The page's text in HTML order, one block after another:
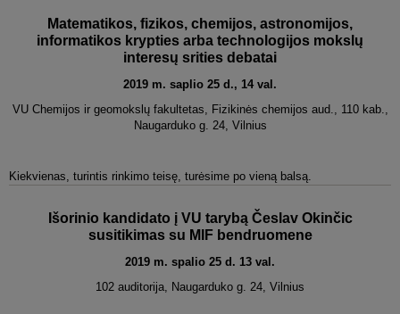
Matematikos, fizikos, chemijos, astronomijos,
informatikos krypties arba technologijos mokslų
interesų srities debatai
2019 m. saplio 25 d., 14 val.
VU Chemijos ir geomokslų fakultetas, Fizikinės chemijos aud., 110 kab.,
Naugarduko g. 24, Vilnius
Kiekvienas, turintis rinkimo teisę, turėsime po vieną balsą.
Išorinio kandidato į VU tarybą Česlav Okinčic
susitikimas su MIF bendruomene
2019 m. spalio 25 d. 13 val.
102 auditorija, Naugarduko g. 24, Vilnius